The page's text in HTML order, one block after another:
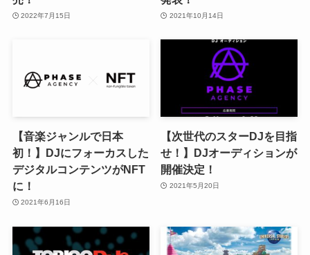
2022年7月15日 2021年10月14日
【音楽ジャンルで日本
初！】DJにフォーカスした
デジタルコンテンツがNFT
に！
2021年6月16日
【次世代のスターDJを目指
せ！】DJオーディションが
開催決定！
2021年5月20日